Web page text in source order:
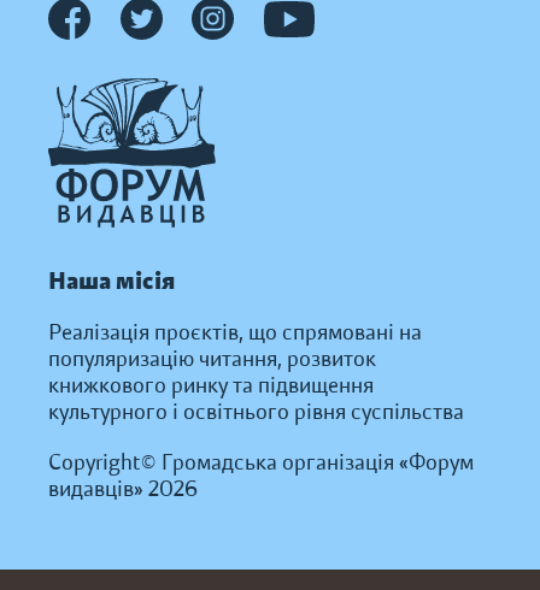
Наша місія
Реалізація проєктів, що спрямовані на
популяризацію читання, розвиток
книжкового ринку та підвищення
культурного і освітнього рівня суспільства
Copyright© Громадська організація «Форум
видавців» 2026